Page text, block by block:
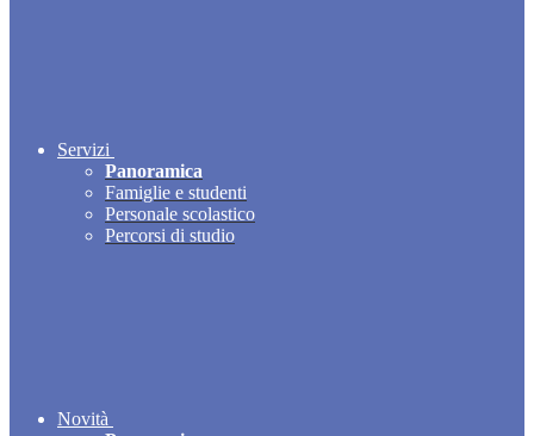
Servizi
Panoramica
Famiglie e studenti
Personale scolastico
Percorsi di studio
Novità